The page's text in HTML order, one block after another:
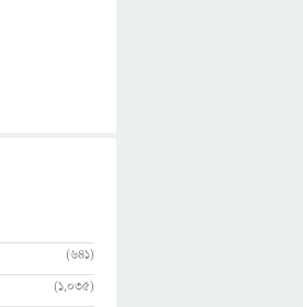
(641)
(1,035)